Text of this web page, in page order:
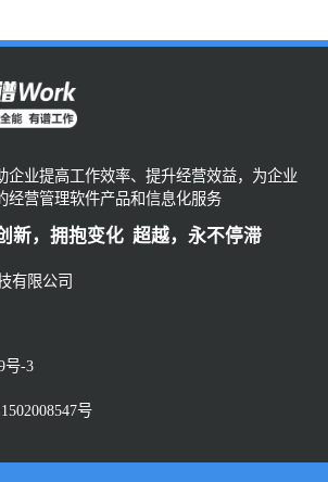
企业提高工作效率、提升经营效益，为企业
经营管理软件产品和信息化服务
新，拥抱变化 超越，永不停滞
有限公司
号-3
号